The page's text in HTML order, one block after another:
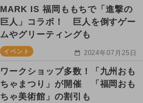
MARK IS 福岡ももちで「進撃の
巨人」コラボ！ 巨人を倒すゲー
ムやグリーティングも
イベント 2024年07月25日
ワークショップ多数！「九州おも
ちゃまつり」が開催 「福岡おも
ちゃ美術館」の割引も